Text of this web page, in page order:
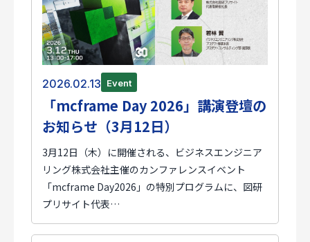
2026.02.13 Event
「mcframe Day 2026」講演登壇の
お知らせ（3月12日）
3月12日（木）に開催される、ビジネスエンジニア
リング株式会社主催のカンファレンスイベント
「mcframe Day2026」の特別プログラムに、図研
プリサイト代表…